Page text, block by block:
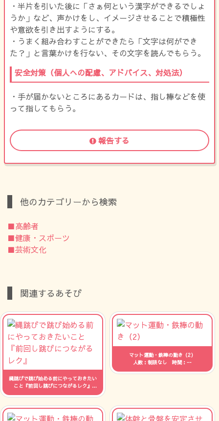
・半片を引いた後に「さぁ何という漢字ができるでしょ
うか」など、声かけをし、イメージさせることで積極性
や意欲を引き出すようにする。
・うまく組み合わすことができたら「文字は何ができ
た？」と言葉かけを行ない、その文字を読んでもらう。
安全対策（個人への配慮、アドバイス、対処法）
・手が届かないところにあるカードは、指し棒などを使
って指してもらう。
報告する
他のカテゴリーから検索
■高齢者
■健康・スポーツ
■芸術文化
関連するあそび
縄跳びで跳び始める前にやっておきたい
こと『前回し跳びにつながるレク』
マット運動・鉄棒の動き（2）
人数：制限なし 時間：--